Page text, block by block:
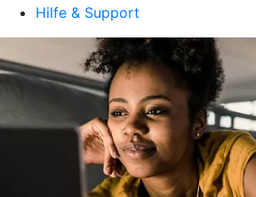
Hilfe & Support